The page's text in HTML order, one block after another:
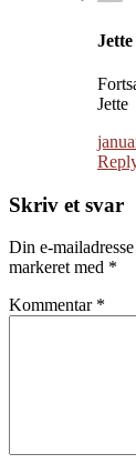
Jette
Skriv et svar
Din e-
markeret med *
Kommentar *